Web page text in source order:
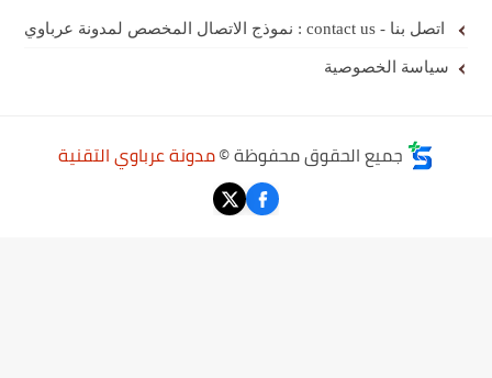
اتصل بنا - contact us : نموذج الاتصال المخصص لمدونة عرباوي
سياسة الخصوصية
جميع الحقوق محفوظة ©مدونة عرباوي التقنية